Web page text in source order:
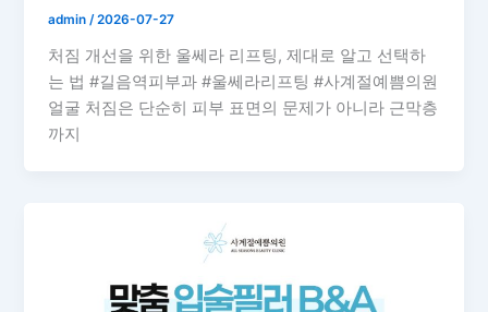
admin/2026-07-27
처짐 개선을 위한 울쎄라 리프팅, 제대로 알고 선택하
는 법 #길음역피부과 #울쎄라리프팅 #사계절예쁨의원
얼굴 처짐은 단순히 피부 표면의 문제가 아니라 근막층
까지